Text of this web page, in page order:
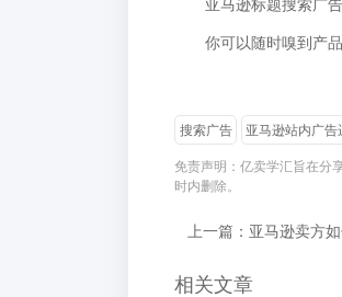
亚马逊标题搜索广告
你可以随时嗅到产品
搜索广告 亚马逊站内广告
免责声明：亿卖学汇旨在分
时内删除。
上一篇：亚马逊卖方
相关文章